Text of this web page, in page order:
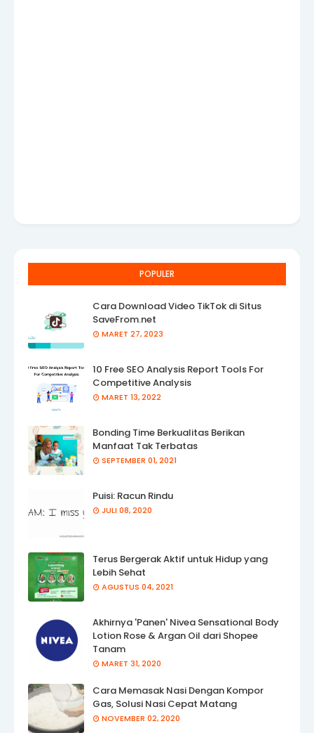
POPULER
Cara Download Video TikTok di Situs
SaveFrom.net
MARET 27, 2023
10 Free SEO Analysis Report Tools For
Competitive Analysis
MARET 13, 2022
Bonding Time Berkualitas Berikan
Manfaat Tak Terbatas
SEPTEMBER 01, 2021
Puisi: Racun Rindu
JULI 08, 2020
Terus Bergerak Aktif untuk Hidup yang
Lebih Sehat
AGUSTUS 04, 2021
Akhirnya 'Panen' Nivea Sensational Body
Lotion Rose & Argan Oil dari Shopee
Tanam
MARET 31, 2020
Cara Memasak Nasi Dengan Kompor
Gas, Solusi Nasi Cepat Matang
NOVEMBER 02, 2020